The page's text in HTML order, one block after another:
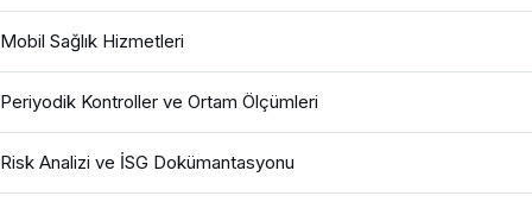
Mobil Sağlık Hizmetleri
Periyodik Kontroller ve Ortam Ölçümleri
Risk Analizi ve İSG Dokümantasyonu